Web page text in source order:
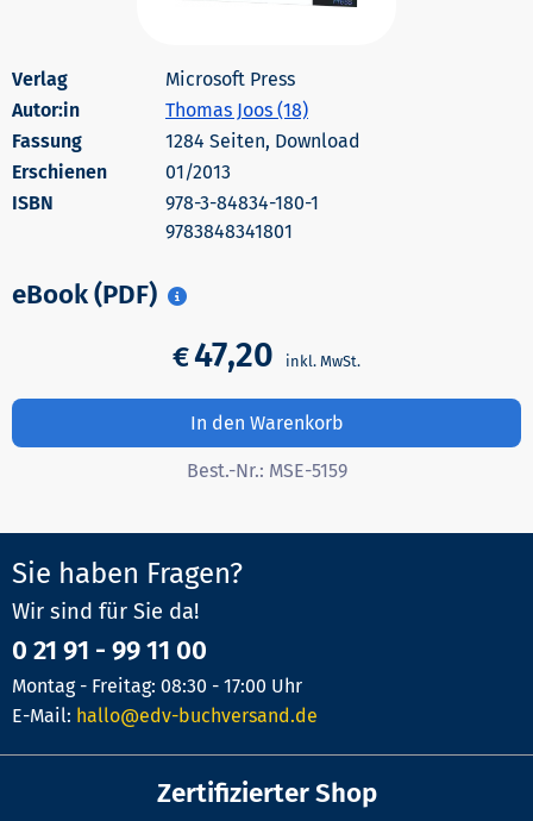
Microsoft Press
Autor:in
Thomas Joos (18)
1284 Seiten, Download
Erschienen
01/2013
978-3-84834-180-1
9783848341801
eBook (PDF)
€47,20
In den Warenkorb
Best.-Nr.: MSE-5159
Sie haben Fragen?
Wir sind für Sie da!
0 21 91 - 99 11 00
Montag - Freitag: 08:30 - 17:00 Uhr
E-Mail: hallo@edv-buchversand.de
Zertifizierter Shop